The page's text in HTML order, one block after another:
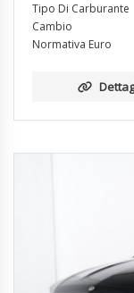
Tipo Di Carburante
Cambio
Normativa Euro